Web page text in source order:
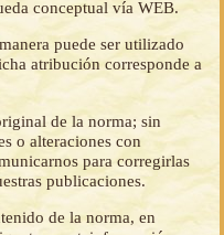
conceptual vía WEB.
puede ser utilizado
atribución corresponde a
de la norma; sin
o alteraciones con
para corregirlas
publicaciones.
de la norma, en